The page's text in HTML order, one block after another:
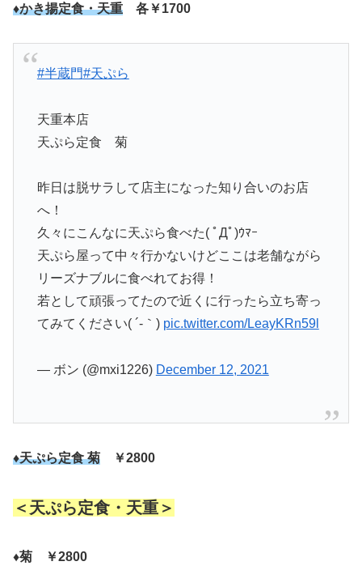
♦かき揚定食・天重 各￥1700
#半蔵門#天ぷら
天重本店
天ぷら定食 菊
昨日は脱サラして店主になった知り合いのお店
へ！
久々にこんなに天ぷら食べた( ﾟДﾟ)ｳﾏｰ
天ぷら屋って中々行かないけどここは老舗ながら
リーズナブルに食べれてお得！
若として頑張ってたので近くに行ったら立ち寄っ
てみてください( ´-｀) pic.twitter.com/LeayKRn59l
— ボン (@mxi1226) December 12, 2021
♦天ぷら定食 菊 ￥2800
＜天ぷら定食・天重＞
♦菊 ￥2800